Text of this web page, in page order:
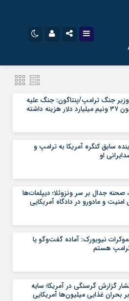
ایتا
اپلیکیشن
وزیر جنگ ترامپ/پنتاگون: جنگ علیه
ایران تاکنون ۳۷ ونیم میلیارد دلار هزینه داشته
سابق کنگره آمریکا به ترامپ و
او
صحنه جدال بر سر ونزوئلا؛ دیپلمات‌ها
امنیت و مادورو در دادگاه آمریکایی
نیویورک: آماده گفت‌وگو یا
ترامپ هستم
گزارش گرسنگی در آمریکا؛ سایه
بحران غذایی میلیون‌ها آمریکایی